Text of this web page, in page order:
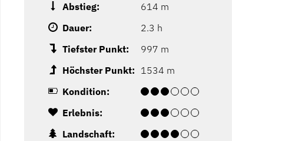
Abstieg:
614 m
Dauer:
2.3 h
Tiefster Punkt:
997 m
Höchster Punkt: 1534 m
Kondition:
Erlebnis:
Landschaft: